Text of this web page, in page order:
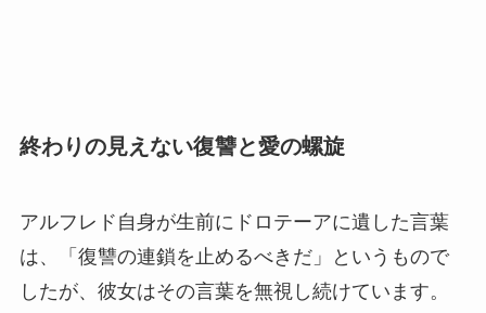
終わりの見えない復讐と愛の螺旋
アルフレド自身が生前にドロテーアに遺した言葉
は、「復讐の連鎖を止めるべきだ」というもので
したが、彼女はその言葉を無視し続けています。